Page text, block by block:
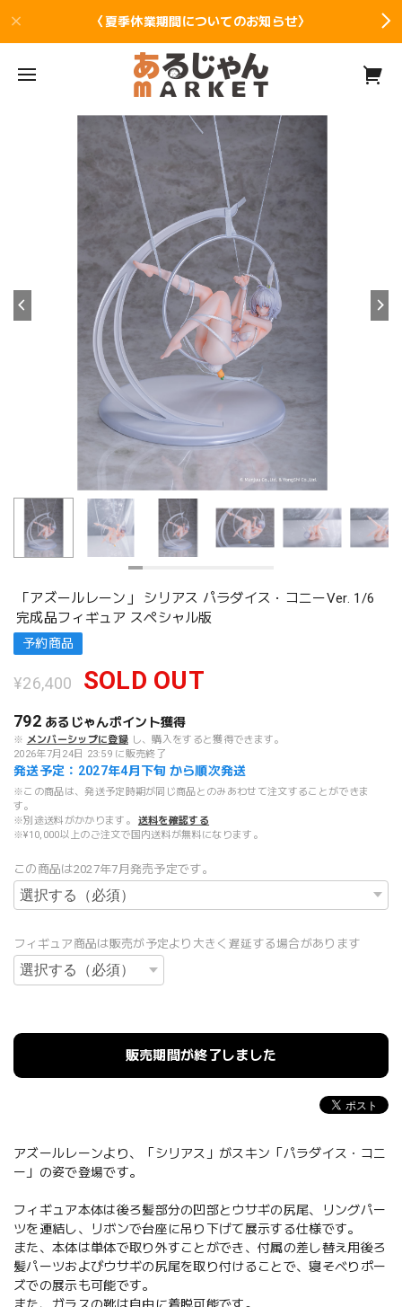
〈夏季休業期間についてのお知らせ〉
「アズールレーン」 シリアス パラダイス・コニーVer. 1/6
完成品フィギュア スペシャル版
予約商品
¥26,400 SOLD OUT
792 あるじゃんポイント獲得
※ メンバーシップに登録 し、購入をすると獲得できます。
2026年7月24日 23:59 に販売終了
発送予定：2027年4月下旬 から順次発送
※この商品は、発送予定時期が同じ商品とのみあわせて注文することができま
す。
※別途送料がかかります。
送料を確認する
※¥10,000以上のご注文で国内送料が無料になります。
この商品は2027年7月発売予定です。
フィギュア商品は販売が予定より大きく遅延する場合があります
販売期間が終了しました
アズールレーンより、「シリアス」がスキン「パラダイス・コニ
ー」の姿で登場です。
フィギュア本体は後ろ髪部分の凹部とウサギの尻尾、リングパー
ツを連結し、リボンで台座に吊り下げて展示する仕様です。
また、本体は単体で取り外すことができ、付属の差し替え用後ろ
髪パーツおよびウサギの尻尾を取り付けることで、寝そべりポー
ズでの展示も可能です。